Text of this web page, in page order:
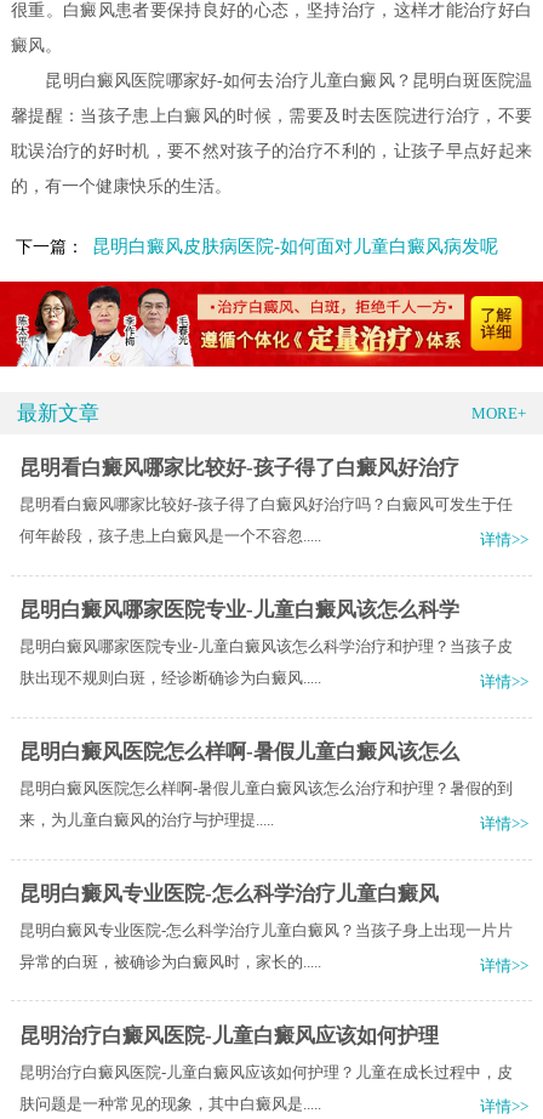
很重。白癜风患者要保持良好的心态，坚持治疗，这样才能治疗好白
癜风。
昆明白癜风医院哪家好-如何去治疗儿童白癜风？昆明白斑医院温
馨提醒：当孩子患上白癜风的时候，需要及时去医院进行治疗，不要
耽误治疗的好时机，要不然对孩子的治疗不利的，让孩子早点好起来
的，有一个健康快乐的生活。
下一篇： 昆明白癜风皮肤病医院-如何面对儿童白癜风病发呢
最新文章 MORE+
昆明看白癜风哪家比较好-孩子得了白癜风好治疗
昆明看白癜风哪家比较好-孩子得了白癜风好治疗吗？白癜风可发生于任
何年龄段，孩子患上白癜风是一个不容忽.....
详情>>
昆明白癜风哪家医院专业-儿童白癜风该怎么科学
昆明白癜风哪家医院专业-儿童白癜风该怎么科学治疗和护理？当孩子皮
肤出现不规则白斑，经诊断确诊为白癜风.....
详情>>
昆明白癜风医院怎么样啊-暑假儿童白癜风该怎么
昆明白癜风医院怎么样啊-暑假儿童白癜风该怎么治疗和护理？​暑假的到
来，为儿童白癜风的治疗与护理提.....
详情>>
昆明白癜风专业医院-怎么科学治疗儿童白癜风
昆明白癜风专业医院-怎么科学治疗儿童白癜风？当孩子身上出现一片片
异常的白斑，被确诊为白癜风时，家长的.....
详情>>
昆明治疗白癜风医院-儿童白癜风应该如何护理
昆明治疗白癜风医院-儿童白癜风应该如何护理？儿童在成长过程中，皮
肤问题是一种常见的现象，其中白癜风是.....
详情>>